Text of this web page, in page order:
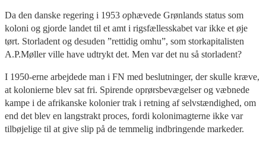
Da den danske regering i 1953 ophævede Grønlands status som
koloni og gjorde landet til et amt i rigsfællesskabet var ikke et øje
tørt. Storladent og desuden ”rettidig omhu”, som storkapitalisten
A.P.Møller ville have udtrykt det. Men var det nu så storladent?
I 1950-erne arbejdede man i FN med beslutninger, der skulle kræve,
at kolonierne blev sat fri. Spirende oprørsbevægelser og væbnede
kampe i de afrikanske kolonier trak i retning af selvstændighed, om
end det blev en langstrakt proces, fordi kolonimagterne ikke var
tilbøjelige til at give slip på de temmelig indbringende markeder.